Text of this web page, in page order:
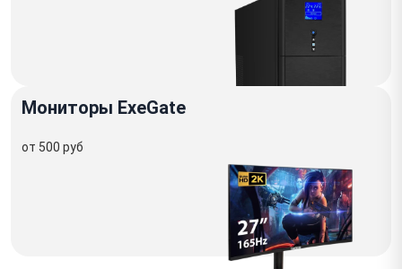
Мониторы ExeGate
от 500 руб